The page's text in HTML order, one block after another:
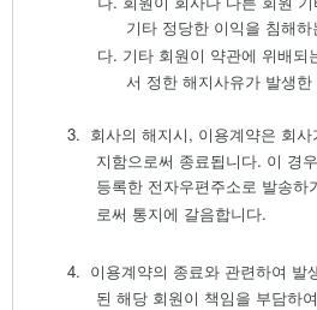
기타 정당한 이익을 침해
다. 기타 회원이 약관에 위배되
서 정한 해지사유가 발생한
3. 회사의 해지시, 이용계약은 회
지함으로써 종료됩니다. 이 경
등록한 전자우편주소로 발송
로써 통지에 갈음합니다.
4. 이용계약의 종료와 관련하여 발
된 해당 회원이 책임을 부담하